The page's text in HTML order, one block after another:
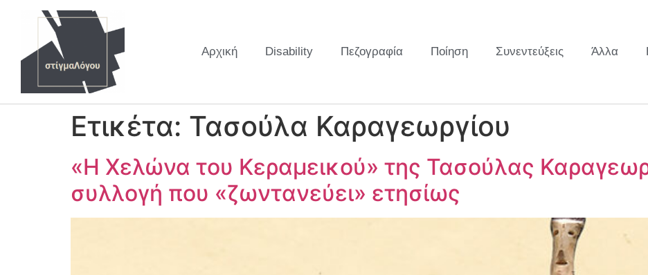
Αρχική Disability Πεζογραφία Ποίηση Συνεντεύξεις Άλλα
Ετικέτα: Τασούλα Καραγεωργίου
«Η Χελώνα του Κεραμεικού» της Τασούλας
συλλογή που «ζωντανεύει» ετησίως